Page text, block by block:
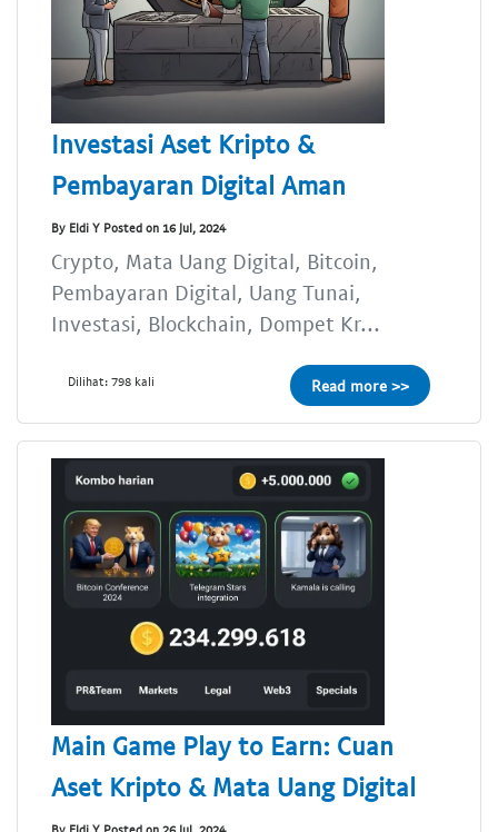
Investasi Aset Kripto &
Pembayaran Digital Aman
By Eldi Y Posted on 16 Jul, 2024
Crypto, Mata Uang Digital, Bitcoin,
Pembayaran Digital, Uang Tunai,
Investasi, Blockchain, Dompet Kr...
Dilihat: 798 kali Read more >>
Main Game Play to Earn: Cuan
Aset Kripto & Mata Uang Digital
By Eldi Y Posted on 26 Jul, 2024